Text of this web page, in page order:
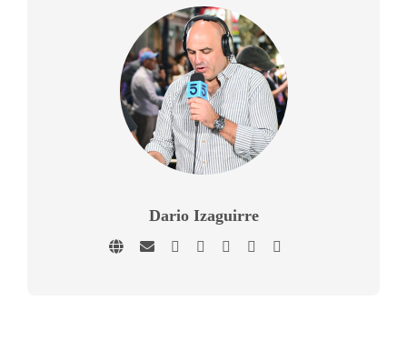
Dario Izaguirre